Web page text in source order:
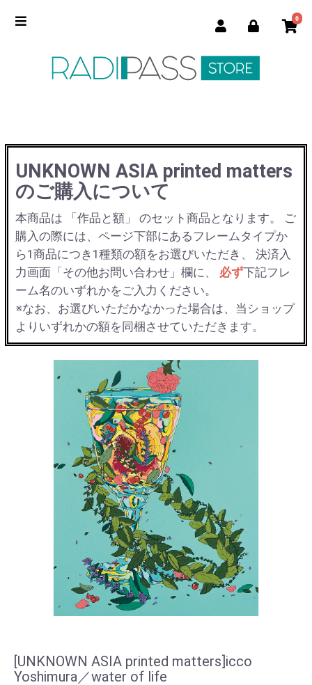
0
UNKNOWN ASIA printed matters
のご購入について
本商品は 「作品と額」 のセット商品となります。
ご
購入の際には、ページ下部にあるフレームタイプか
ら1商品につき1種類の額をお選びいただき、
決済入
力画面「その他お問い合わせ」欄に、 必ず下記フレ
ーム名のいずれかをご入力ください。
※なお、お選びいただかなかった場合は、当ショップ
よりいずれかの額を同梱させていただきます。
[UNKNOWN ASIA printed matters]icco
Yoshimura／water of life